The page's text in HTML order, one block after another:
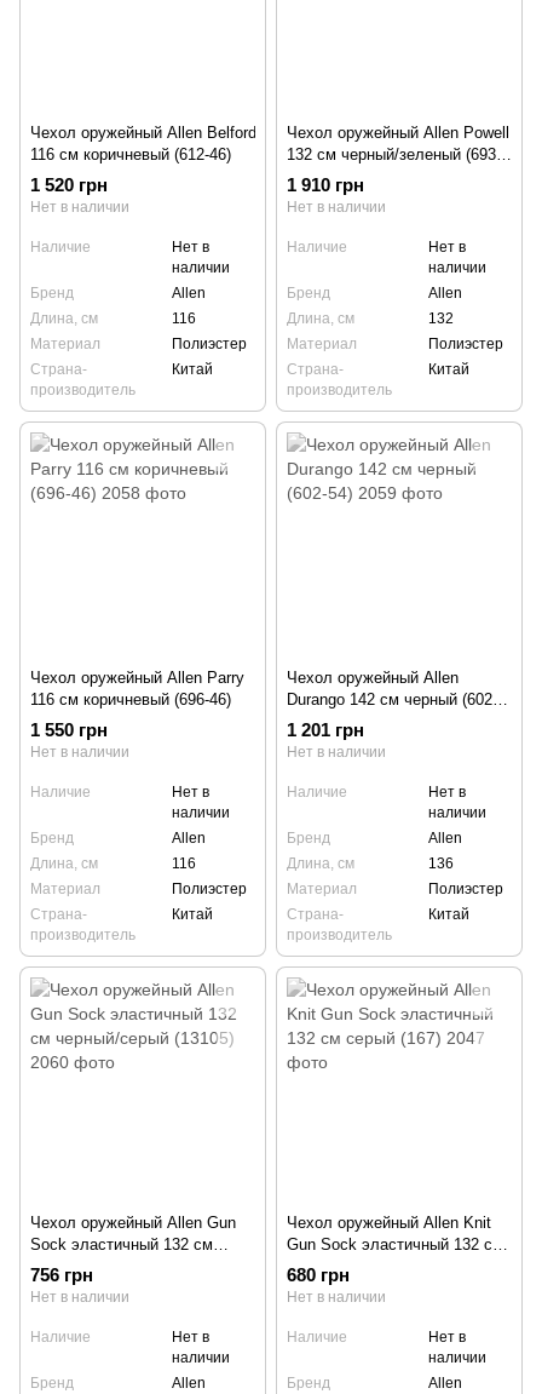
Чехол оружейный Allen Belford
116 см коричневый (612-46)
1 520 грн
Нет в наличии
Наличие
Нет в
наличии
Бренд
Allen
Длина, см
116
Материал
Полиэстер
Страна-
производитель
Китай
Чехол оружейный Allen Powell
132 см черный/зеленый (693-
52)
1 910 грн
Нет в наличии
Наличие
Нет в
наличии
Бренд
Allen
Длина, см
132
Материал
Полиэстер
Страна-
производитель
Китай
Чехол оружейный Allen Parry
116 см коричневый (696-46)
1 550 грн
Нет в наличии
Наличие
Нет в
наличии
Бренд
Allen
Длина, см
116
Материал
Полиэстер
Страна-
производитель
Китай
Чехол оружейный Allen
Durango 142 см черный (602-
54)
1 201 грн
Нет в наличии
Наличие
Нет в
наличии
Бренд
Allen
Длина, см
136
Материал
Полиэстер
Страна-
производитель
Китай
Чехол оружейный Allen Gun
Sock эластичный 132 см
черный/серый (13105)
756 грн
Нет в наличии
Наличие
Нет в
наличии
Бренд
Allen
Чехол оружейный Allen Knit
Gun Sock эластичный 132 см
серый (167)
680 грн
Нет в наличии
Наличие
Нет в
наличии
Бренд
Allen